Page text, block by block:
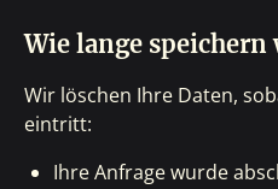
Wie lange speichern
Wir löschen Ihre Daten,
eintritt:
Ihre Anfrage wurde